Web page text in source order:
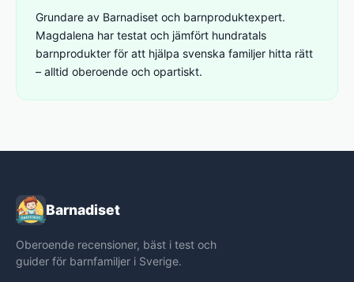
Grundare av Barnadiset och barnproduktexpert.
Magdalena har testat och jämfört hundratals
barnprodukter för att hjälpa svenska familjer hitta rätt
– alltid oberoende och opartiskt.
Barnadiset
Oberoende recensioner, bäst i test och
guider för barnfamiljer i Sverige.